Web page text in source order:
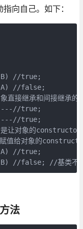
向自己。如下：
B) //true;
A) //false;
直接继承和间接继承的
true;
true;
让对象的constructor
给对象的
A) //true;
//false; //基类不
法